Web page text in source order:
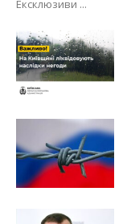
Ексклюзиви ...